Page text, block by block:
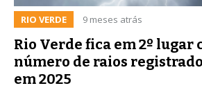
RIO VERDE 9 meses atrás
Rio Verde fica em 2º lugar
número de raios
em 2025